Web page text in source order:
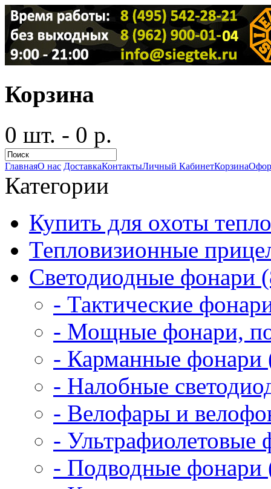
Корзина
0 шт. - 0 р.
ГлавнаяО нас ДоставкаКонтактыЛичный КабинетКорзина
Категории
Купить для охоты
Тепловизионные
Светодиодные фонари
- Тактические
- Мощные фонари,
- Карманные фонари
- Налобные
- Велофары и
- Ультрафиолетовые
- Подводные фонари